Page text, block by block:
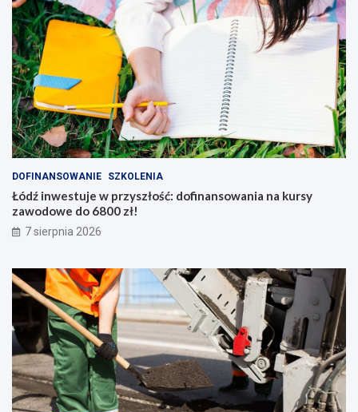
DOFINANSOWANIE SZKOLENIA
Łódź inwestuje w przyszłość: dofinansowania na kursy
zawodowe do 6800 zł!
7 sierpnia 2026